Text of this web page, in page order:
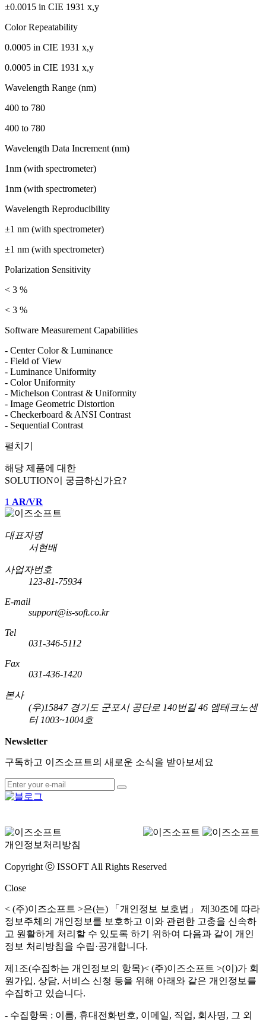
±0.0015 in CIE 1931 x,y
Color Repeatability
0.0005 in CIE 1931 x,y
0.0005 in CIE 1931 x,y
Wavelength Range (nm)
400 to 780
400 to 780
Wavelength Data Increment (nm)
1nm (with spectrometer)
1nm (with spectrometer)
Wavelength Reproducibility
±1 nm (with spectrometer)
±1 nm (with spectrometer)
Polarization Sensitivity
< 3 %
< 3 %
Software Measurement Capabilities
- Center Color & Luminance
- Field of View
- Luminance Uniformity
- Color Uniformity
- Michelson Contrast & Uniformity
- Image Geometric Distortion
- Checkerboard & ANSI Contrast
- Sequential Contrast
펼치기
해당 제품에 대한
SOLUTION이 궁금하신가요?
1 AR/VR
대표자명
서현배
사업자번호
123-81-75934
E-mail
support@is-soft.co.kr
Tel
031-346-5112
Fax
031-436-1420
본사
(우)15847 경기도 군포시 공단로 140번길 46 엠테크노센
터 1003~1004호
Newsletter
구독하고 이즈소프트의 새로운 소식을 받아보세요
개인정보처리방침
Copyright ⓒ ISSOFT All Rights Reserved
Close
< (주)이즈소프트 >은(는) 「개인정보 보호법」 제30조에 따라
정보주체의 개인정보를 보호하고 이와 관련한 고충을 신속하
고 원활하게 처리할 수 있도록 하기 위하여 다음과 같이 개인
정보 처리방침을 수립·공개합니다.
제1조(수집하는 개인정보의 항목)< (주)이즈소프트 >(이)가 회
원가입, 상담, 서비스 신청 등을 위해 아래와 같은 개인정보를
수집하고 있습니다.
- 수집항목 : 이름, 휴대전화번호, 이메일, 직업, 회사명, 그 외